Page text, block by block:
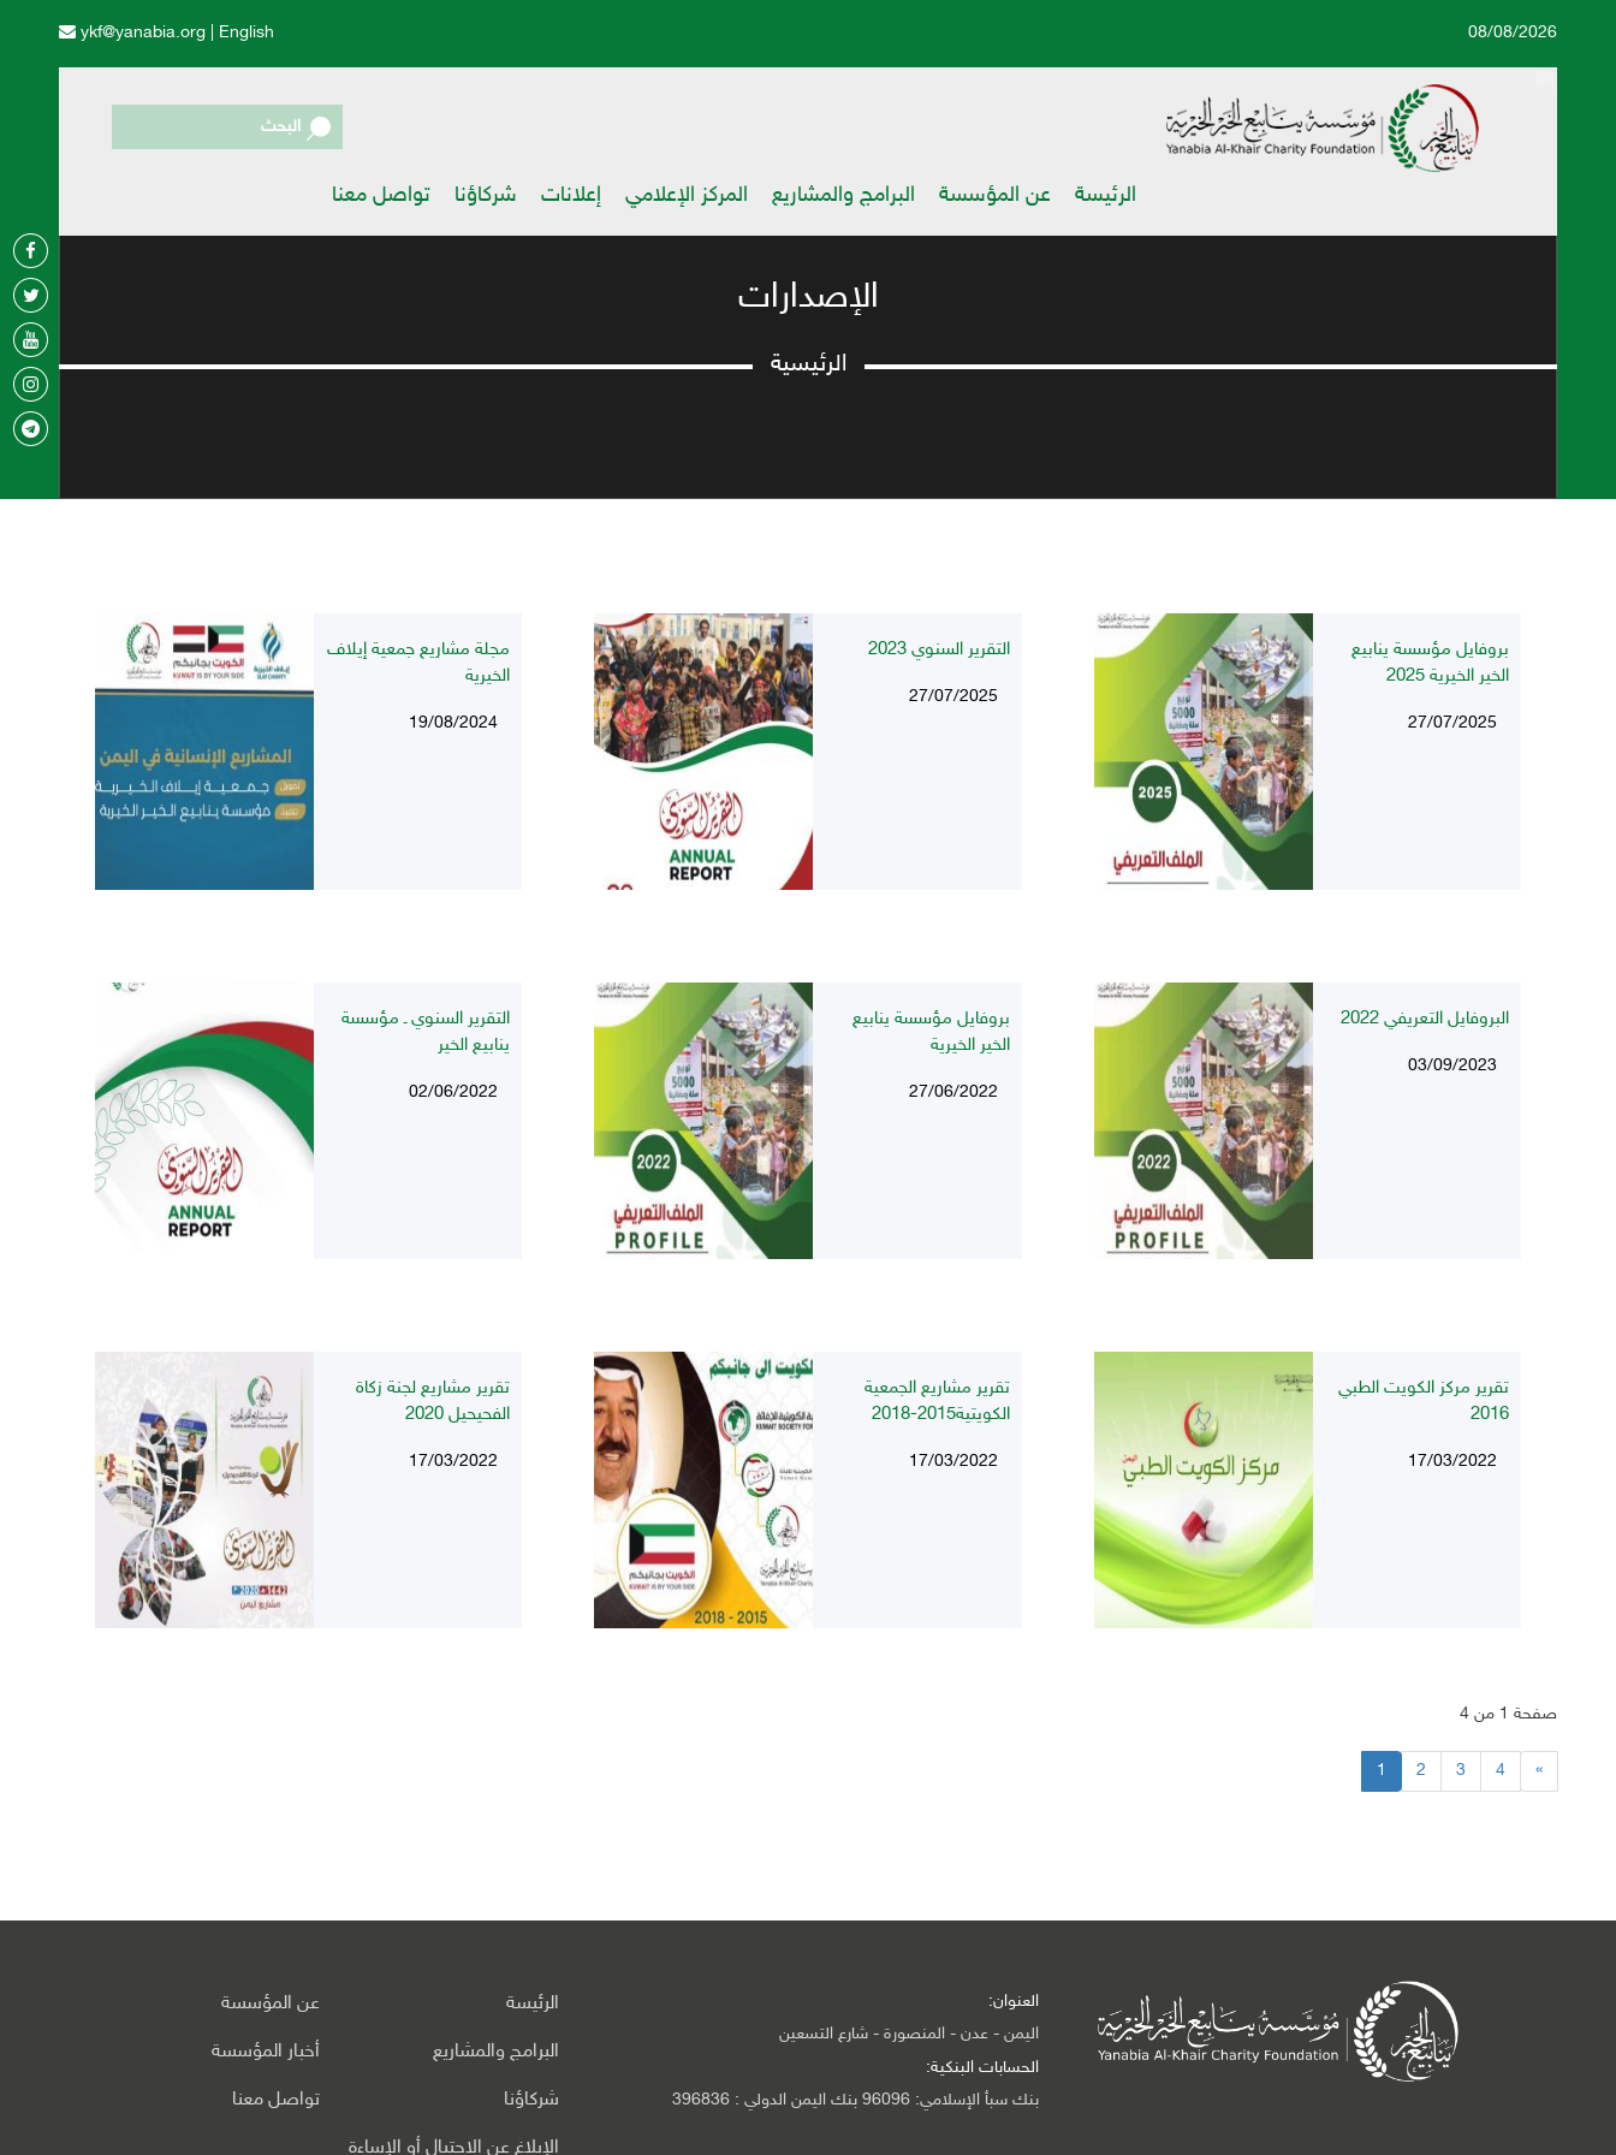
English
ykf@yanabia.org 08/08/2026
البحث
الرئيسة عن المؤسسة البرامج والمشاريع المركز الإعلامي إعلانات شركاؤنا تواصل معنا
الإصدارات
الرئيسية
بروفايل مؤسسة ينابيع
الخير الخيرية 2025
27/07/2025
التقرير السنوي 2023
27/07/2025
مجلة مشاريع جمعية إيلاف
الخيرية
19/08/2024
البروفايل التعريفي 2022
03/09/2023
بروفايل مؤسسة ينابيع
الخير الخيرية
27/06/2022
التقرير السنوي ـ مؤسسة
ينابيع الخير
02/06/2022
تقرير مركز الكويت الطبي
2016
17/03/2022
تقرير مشاريع الجمعية
الكويتية2015-2018
17/03/2022
تقرير مشاريع لجنة زكاة
الفحيحيل 2020
17/03/2022
صفحة 1 من 4
1 2 3 4 »
العنوان:
اليمن - عدن - المنصورة - شارع التسعين
الحسابات البنكية:
بنك سبأ الإسلامي: 96096 بنك اليمن الدولي : 396836
الرئيسة عن المؤسسة
البرامج والمشاريع أخبار المؤسسة
شركاؤنا تواصل معنا
الإبلاغ عن الاحتيال أو الإساءة